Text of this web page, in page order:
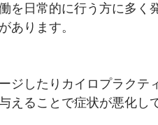
を日常的に行う方に多く
あります。
ジしたりカイロプラクテ
えることで症状が悪化し